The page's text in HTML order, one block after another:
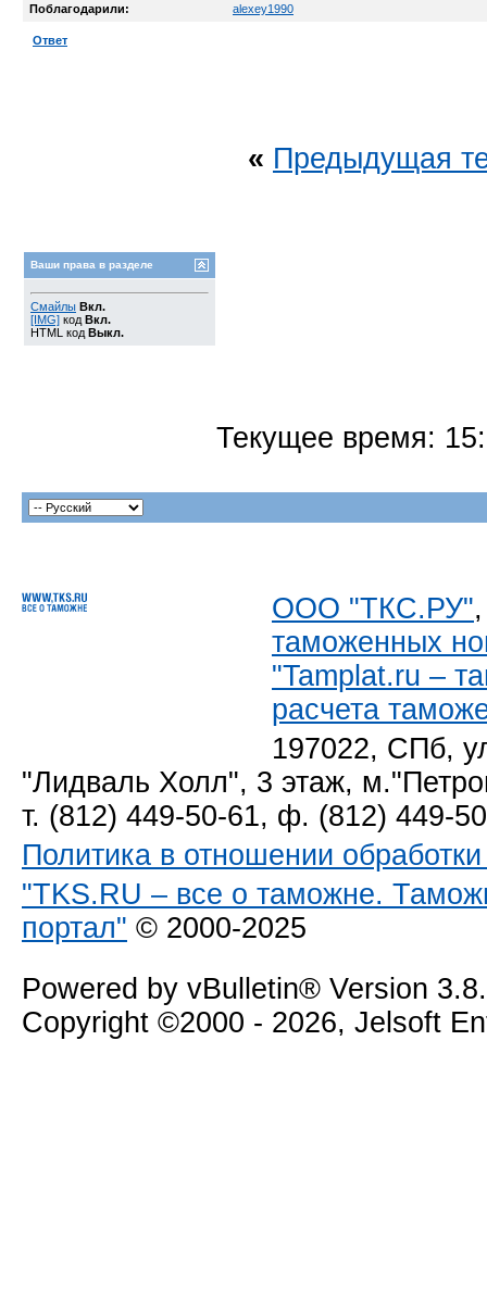
Поблагодарили: alexey1990
Ответ
« Предыдущая
Ваши права в разделе
Смайлы Вкл.
[IMG] код Вкл.
HTML код Выкл.
Текущее время:
ООО "ТКС.РУ"
таможенных
"Tamplat.ru –
расчета
197022, СПб,
"Лидваль Холл", 3 этаж,
т. (812) 449-50-61, ф. (812) 449-
Политика в отношении
"TKS.RU – все о таможне.
портал" © 2000-2025
Powered by vBulletin® Version
Copyright ©2000 - 2026, Jelsoft